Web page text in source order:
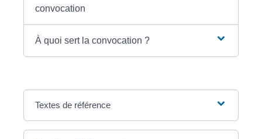
convocation
À quoi sert la convocation ?
Textes de référence